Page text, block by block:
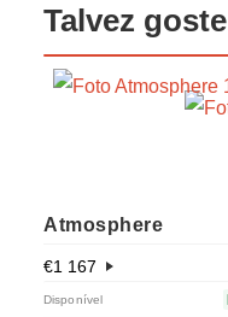
Talvez goste
Atmosphere
€1 167
Disponível